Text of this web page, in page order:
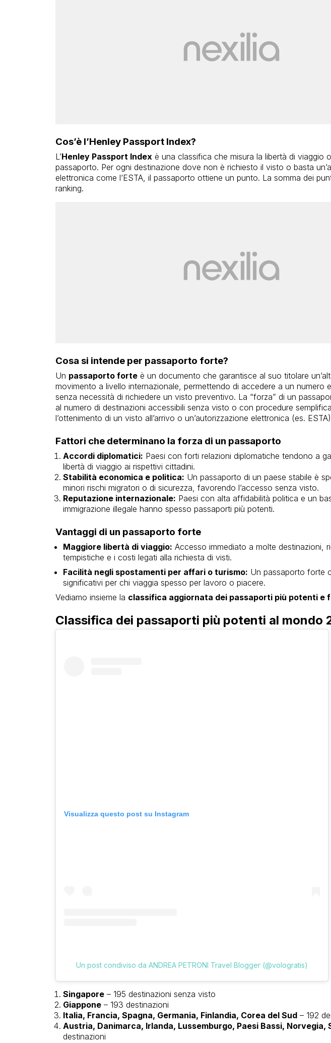
Cos’è l’Henley Passport Index?
L’Henley Passport Indexè una classifica che misura la libertà di viaggio
passaporto. Per ogni destinazione dove non è richiesto il visto o basta
elettronica come l’ESTA, il passaporto ottiene un punto. La somma dei
ranking.
Cosa si intende per passaporto forte?
Un passaporto forteè un documento che garantisce al suo titolare
movimento a livello internazionale, permettendo di accedere a un numero
senza necessità di richiedere un visto preventivo. La “forza” di un
al numero di destinazioni accessibili senza visto o con procedure
l’ottenimento di un visto all’arrivo o un’autorizzazione elettronica (es.
Fattori che determinano la forza di un passaporto
Accordi diplomatici: Paesi con forti relazioni diplomatiche tendono a
libertà di viaggio ai rispettivi cittadini.
Stabilità economica e politica: Un passaporto di un paese stabile è
minori rischi migratori o di sicurezza, favorendo l’accesso senza visto.
Reputazione internazionale: Paesi con alta affidabilità politica e un
immigrazione illegale hanno spesso passaporti più potenti.
Vantaggi di un passaporto forte
Maggiore libertà di viaggio: Accesso immediato a molte destinazioni,
tempistiche e i costi legati alla richiesta di visti.
Facilità negli spostamenti per affari o turismo: Un passaporto forte
significativi per chi viaggia spesso per lavoro o piacere.
Vediamo insieme la classifica aggiornata dei passaporti più potenti e
Classifica dei passaporti più potenti al mondo
Visualizza questo post su Instagram
Un post condiviso da ANDREA PETRONI Travel Blogger (@vologratis)
Singapore– 195 destinazioni senza visto
Giappone– 193 destinazioni
Italia, Francia, Spagna, Germania, Finlandia, Corea del Sud– 192
Austria, Danimarca, Irlanda, Lussemburgo, Paesi Bassi, Norvegia,
destinazioni